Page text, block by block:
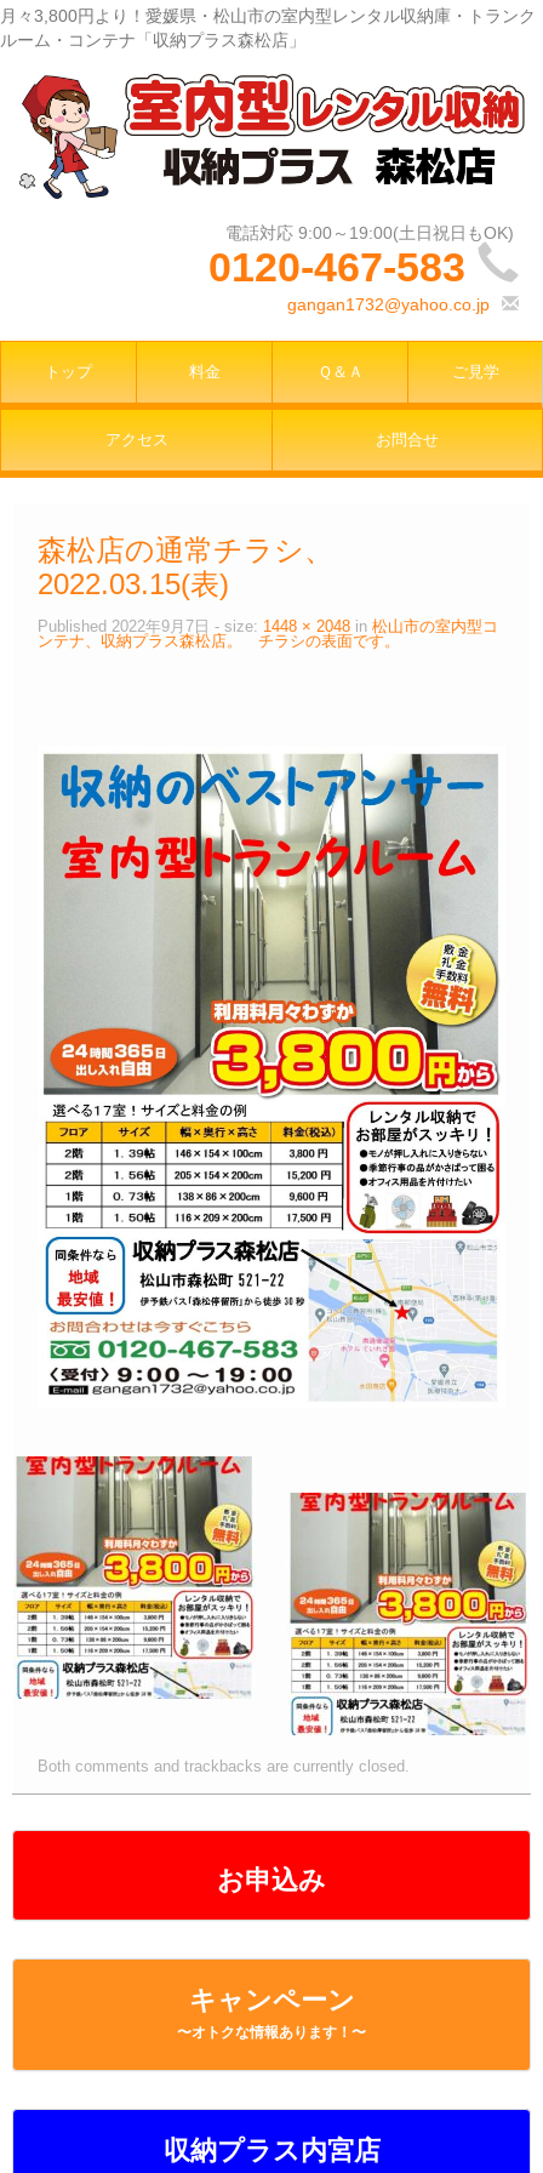
月々3,800円より！愛媛県・松山市の室内型レンタル収納庫・トランク
ルーム・コンテナ「収納プラス森松店」
0120-467-583
gangan1732@yahoo.co.jp
トップ 料金 Ｑ＆Ａ ご見学
アクセス お問合せ
お申込み
キャンペーン
〜オトクな情報あります！〜
収納プラス内宮店
森松店の通常チラシ、
2022.03.15(表)
Published 2022年9月7日 - size: 1448 × 2048 in 松山市の室内型コ
ンテナ、収納プラス森松店。 チラシの表面です。
Both comments and trackbacks are currently closed.